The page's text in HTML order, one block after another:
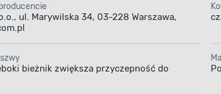
ul. Marywilska 34, 03-228 Warszawa,
bieżnik zwiększa przyczepność do